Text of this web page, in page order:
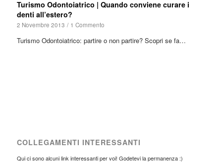
Turismo Odontoiatrico | Quando conviene curare i
denti all’estero?
2 Novembre 2013 / 1 Commento
Turismo Odontoiatrico: partire o non partire? Scopri se fa…
COLLEGAMENTI INTERESSANTI
Qui ci sono alcuni link interessanti per voi! Godetevi la permanenza :)